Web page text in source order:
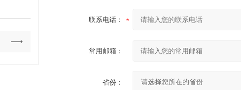
联系电话：
常用邮箱：
省份：